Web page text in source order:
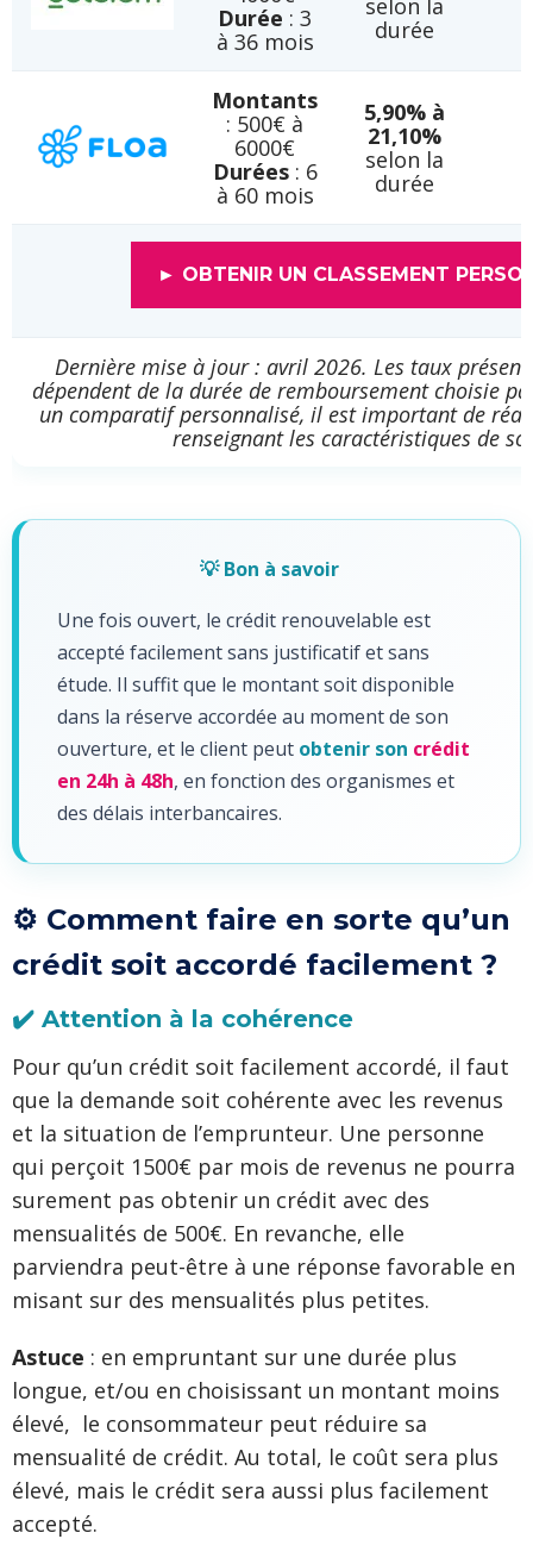
Durée : 3
à 36 mois
durée
Montants
: 500€ à
6000€
Durées: 6
à 60 mois
5,90% à
21,10%
selon la
durée
► OBTENIR UN CLASSEMENT
Dernière mise à jour : avril 2026. Les taux
dépendent de la durée de remboursement choisie
un comparatif personnalisé, il est important de
renseignant les caractéristiques de
💡 Bon à savoir
Une fois ouvert, le crédit renouvelable est
accepté facilement sans justificatif et sans
étude. Il suffit que le montant soit disponible
dans la réserve accordée au moment de son
ouverture, et le client peut obtenir son crédit
en 24h à 48h, en fonction des organismes et
des délais interbancaires.
⚙️ Comment faire en sorte qu’un
crédit soit accordé facilement ?
✔️ Attention à la cohérence
Pour qu’un crédit soit facilement accordé, il faut
que la demande soit cohérente avec les revenus
et la situation de l’emprunteur. Une personne
qui perçoit 1500€ par mois de revenus ne pourra
surement pas obtenir un crédit avec des
mensualités de 500€. En revanche, elle
parviendra peut-être à une réponse favorable en
misant sur des mensualités plus petites.
Astuce : en empruntant sur une durée plus
longue, et/ou en choisissant un montant moins
élevé, le consommateur peut réduire sa
mensualité de crédit. Au total, le coût sera plus
élevé, mais le crédit sera aussi plus facilement
accepté.